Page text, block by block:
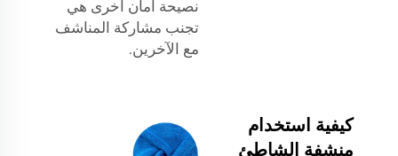
نصيحة أمان أخرى هي
تجنب مشاركة المناشف
مع الآخرين.
كيفية استخدام
منشفة الشاطئ